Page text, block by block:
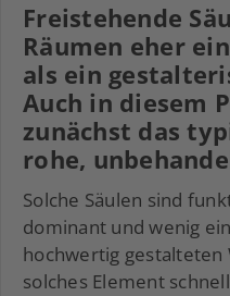
Freistehende
Räumen eher
als ein
Auch in diesem
zunächst das
rohe,
Solche Säulen sind
dominant und wenig
hochwertig
solches Element